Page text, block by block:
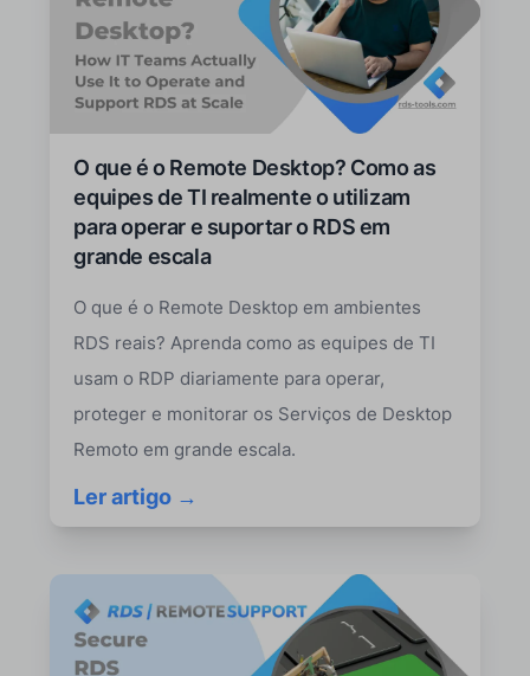
O que é o Remote Desktop? Como as
equipes de TI realmente o utilizam
para operar e suportar o RDS em
grande escala
O que é o Remote Desktop em ambientes
RDS reais? Aprenda como as equipes de TI
usam o RDP diariamente para operar,
proteger e monitorar os Serviços de Desktop
Remoto em grande escala.
Ler artigo →